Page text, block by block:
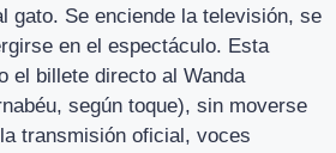
gato. Se enciende la televisión, se
en el espectáculo. Esta
el billete directo al Wanda
según toque), sin moverse
transmisión oficial, voces